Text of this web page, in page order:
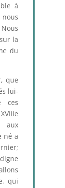
à
la
du
que
lui-
ces
aux
né a
qui